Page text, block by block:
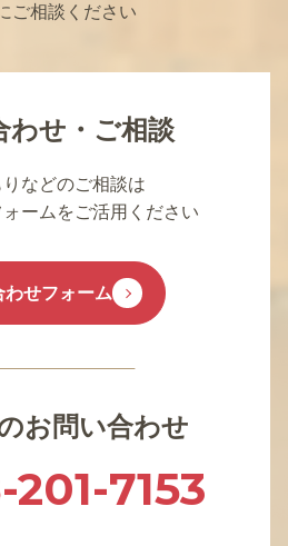
ご相談ください
わせ・ご相談
などのご相談は
ームをご活用ください
わせフォーム
お問い合わせ
7153